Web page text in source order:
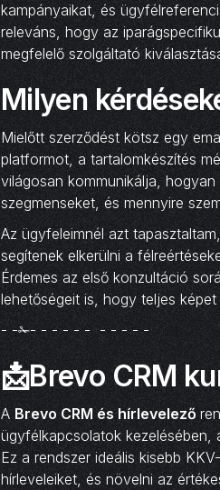
kampányaikat, és
releváns, hogy az
megfelelő szolgáltató
Milyen
Mielőtt szerződést kötsz egy
platformot, a tartalomkészítés
világosan kommunikálja,
szegmenseket, és mennyire
Az ügyfeleimnél azt
segítenek elkerülni a
Érdemes az első konzultáció
lehetőségeit is, hogy teljes
- -✁- - - - - - - - - - -
📩Brevo CRM
A Brevo CRM és hírlevelező
ügyfélkapcsolatok kezelésében,
Ez a rendszer ideális kisebb
hírleveleiket, és növelni az